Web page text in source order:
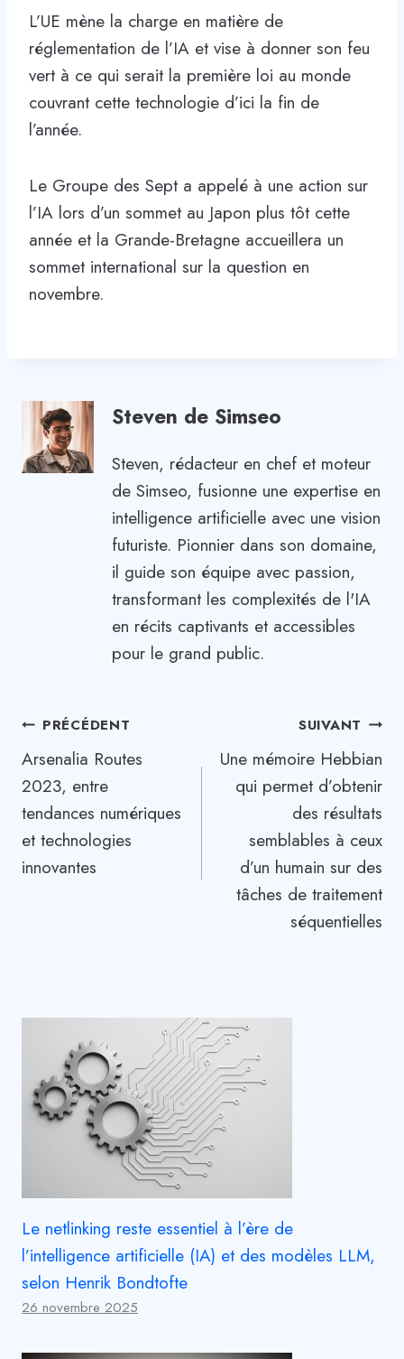
L’UE mène la charge en matière de
réglementation de l’IA et vise à donner son feu
vert à ce qui serait la première loi au monde
couvrant cette technologie d’ici la fin de
l’année.
Le Groupe des Sept a appelé à une action sur
l’IA lors d’un sommet au Japon plus tôt cette
année et la Grande-Bretagne accueillera un
sommet international sur la question en
novembre.
Steven de Simseo
Steven, rédacteur en chef et moteur
de Simseo, fusionne une expertise en
intelligence artificielle avec une vision
futuriste. Pionnier dans son domaine,
il guide son équipe avec passion,
transformant les complexités de l'IA
en récits captivants et accessibles
pour le grand public.
Navigation
de
l’article
PRÉCÉDENT
Arsenalia Routes
2023, entre
tendances numériques
et technologies
innovantes
SUIVANT
Une mémoire Hebbian
qui permet d’obtenir
des résultats
semblables à ceux
d’un humain sur des
tâches de traitement
séquentielles
Le netlinking reste essentiel à l’ère de
l’intelligence artificielle (IA) et des modèles LLM,
selon Henrik Bondtofte
26 novembre 2025